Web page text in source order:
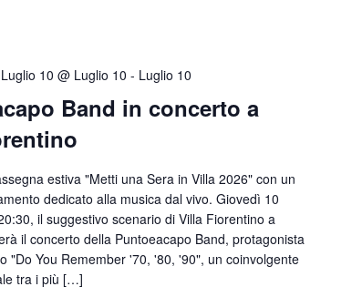
Band in concerto a
Luglio 10 @ Luglio 10 - Luglio 10
estiva "Metti una Sera in Villa 2026" con un
dedicato alla musica dal vivo. Giovedì 10
il suggestivo scenario di Villa Fiorentino a
il concerto della Puntoeacapo Band, protagonista
"Do You Remember '70, '80, '90", un coinvolgente
tra i più […]